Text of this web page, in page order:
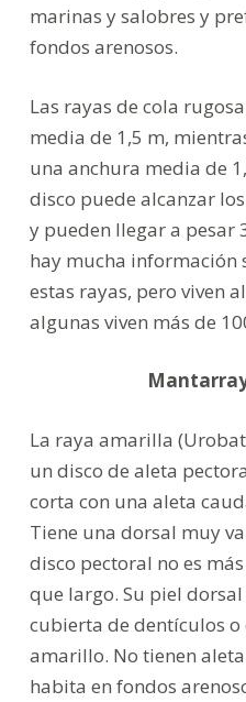
marinas y salobres y
fondos arenosos.
Las rayas de cola
media de 1,5 m,
una anchura media de
disco puede alcanzar
y pueden llegar a pesar
hay mucha información
estas rayas, pero viven
algunas viven más de
La raya amarilla
un disco de aleta
corta con una aleta
Tiene una dorsal muy
disco pectoral no es
que largo. Su piel
cubierta de dentículos o
amarillo. No tienen
habita en fondos